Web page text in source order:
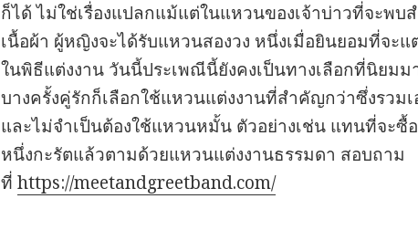
ก็ได้ ไม่ใช่เรื่องแปลกแม้แต่ในแหวนของเจ้าบ่าวที่จะพ
เนื้อผ้า ผู้หญิงจะได้รับแหวนสองวง หนึ่งเมื่อยินยอมที่จะแ
ในพิธีแต่งงาน วันนี้ประเพณีนี้ยังคงเป็นทางเลือกที่นิยมม
บางครั้งคู่รักก็เลือกใช้แหวนแต่งงานที่สำคัญกว่าซึ่งรวม
และไม่จำเป็นต้องใช้แหวนหมั้น ตัวอย่างเช่น แทนที่จะ
หนึ่งกะรัตแล้วตามด้วยแหวนแต่งงานธรรมดา สอบถาม
ที่https://meetandgreetband.com/